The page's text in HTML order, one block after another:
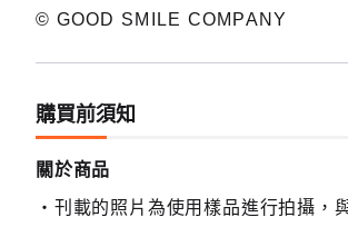
© GOOD SMILE COMPANY
購買前須知
關於商品
刊載的照片為使用樣品進行拍攝，